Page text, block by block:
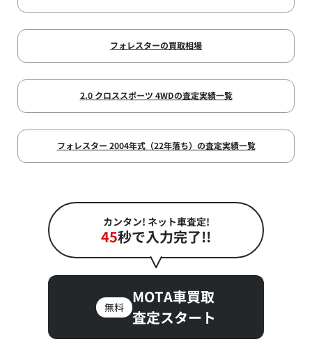
フォレスターの買取相場
2.0 クロススポーツ 4WDの査定実績一覧
フォレスター 2004年式（22年落ち）の査定実績一覧
カンタン! ネット車査定!
45秒で入力完了!!
無料
MOTA車買取
査定スタート